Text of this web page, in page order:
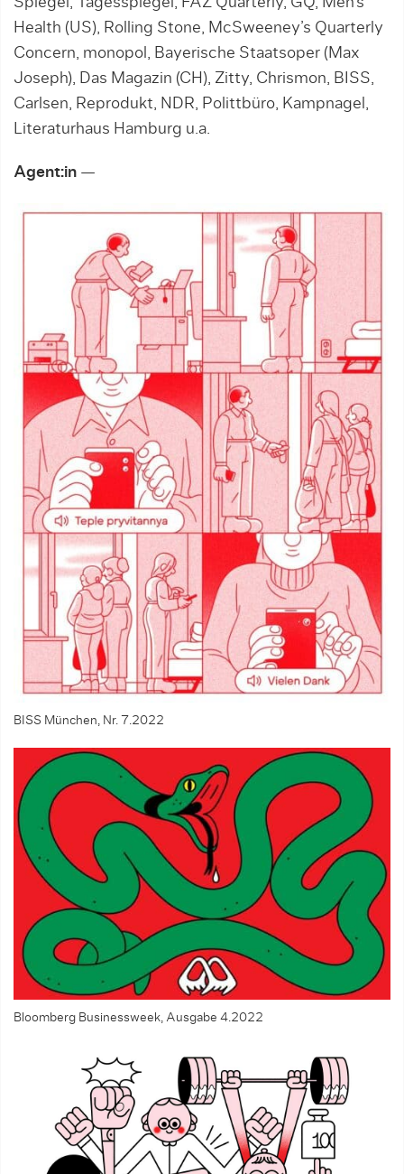
Health (US), Rolling Stone, McSweeney’s Quarterly
Concern, monopol, Bayerische Staatsoper (Max
Joseph), Das Magazin (CH), Zitty, Chrismon, BISS,
Carlsen, Reprodukt, NDR, Polittbüro, Kampnagel,
Literaturhaus Hamburg u.a.
Agent:in —
BISS München, Nr. 7.2022
Bloomberg Businessweek, Ausgabe 4.2022